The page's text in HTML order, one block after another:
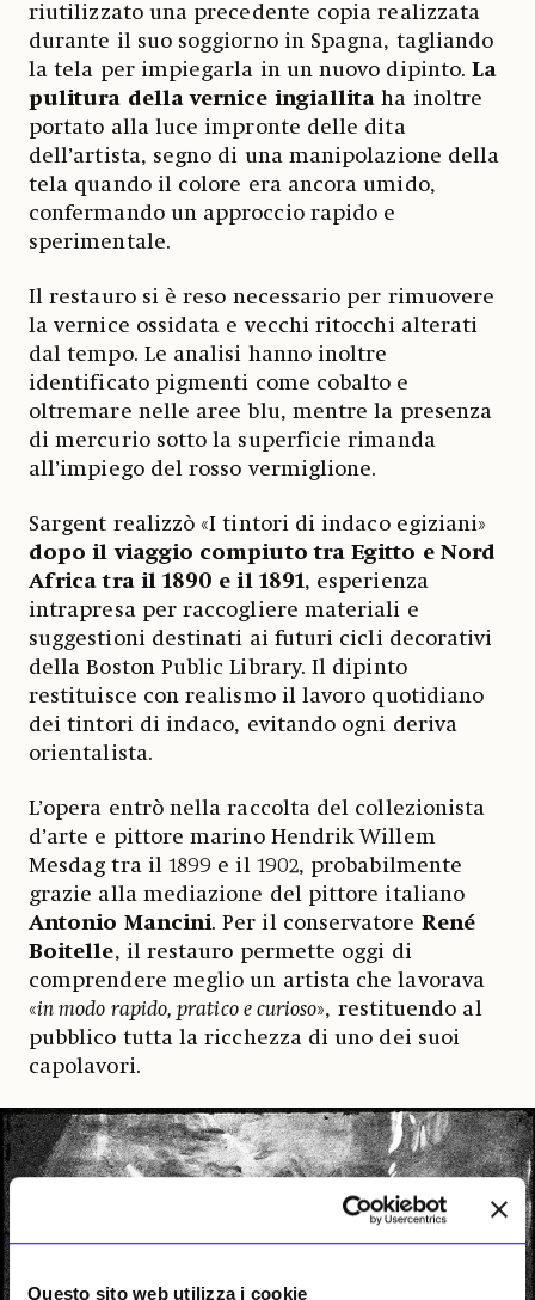
Questo sito web utilizza i cookie
riutilizzato una precedente copia realizzata
durante il suo soggiorno in Spagna, tagliando
la tela per impiegarla in un nuovo dipinto.La
pulitura della vernice ingiallita ha inoltre
portato alla luce impronte delle dita
dell’artista, segno di una manipolazione della
tela quando il colore era ancora umido,
confermando un approccio rapido e
sperimentale.
Il restauro si è reso necessario per rimuovere
la vernice ossidata e vecchi ritocchi alterati
dal tempo. Le analisi hanno inoltre
identificato pigmenti come cobalto e
oltremare nelle aree blu, mentre la presenza
di mercurio sotto la superficie rimanda
all’impiego del rosso vermiglione.
Sargent realizzò «I tintori di indaco egiziani»
dopo il viaggio compiuto tra Egitto e Nord
Africa tra il 1890 e il 1891, esperienza
intrapresa per raccogliere materiali e
suggestioni destinati ai futuri cicli decorativi
della Boston Public Library. Il dipinto
restituisce con realismo il lavoro quotidiano
dei tintori di indaco, evitando ogni deriva
orientalista.
L’opera entrò nella raccolta del collezionista
d’arte e pittore marino Hendrik Willem
Mesdag tra il 1899 e il 1902, probabilmente
grazie alla mediazione del pittore italiano
Antonio Mancini. Per il conservatore René
Boitelle, il restauro permette oggi di
comprendere meglio un artista che lavorava
«in modo rapido, pratico e curioso», restituendo al
pubblico tutta la ricchezza di uno dei suoi
capolavori.